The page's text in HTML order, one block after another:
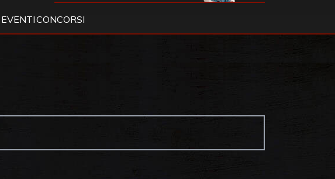
EVENTICONCORSI